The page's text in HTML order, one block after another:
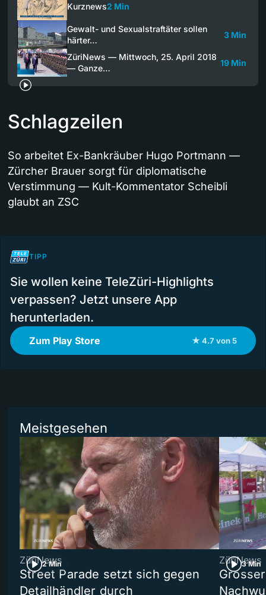
Kurznews2 Min
Gewalt- und Sexualstraftäter sollen
härter…
3 Min
ZüriNews — Mittwoch, 25. April 2018
— Ganze…
19 Min
Schlagzeilen
So arbeitet Ex-Bankräuber Hugo Portmann —
Zürcher Brauer sorgt für diplomatische
Verstimmung — Kult-Kommentator Scheibli
glaubt an ZSC
TIPP
Sie wollen keine TeleZüri-Highlights
verpassen? Jetzt unsere App
herunterladen.
Zum Play Store ★ 4.7 von 5
Meistgesehen
2 Min
ZüriNews
Street Parade setzt sich gegen
Detailhändler durch
3 Min
ZüriNews